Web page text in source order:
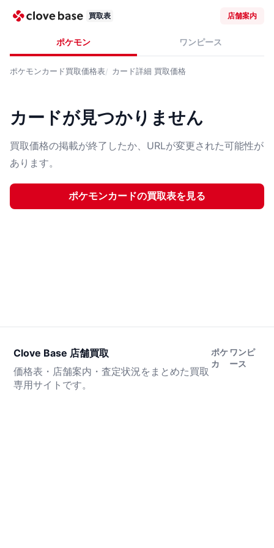
買取表 店舗案内
ポケモン ワンピース
ポケモンカード買取価格表 カード詳細 買取価格
カードが見つかりません
買取価格の掲載が終了したか、URLが変更された可能性が
あります。
ポケモンカードの買取表を見る
Clove Base 店舗買取
価格表・店舗案内・査定状況をまとめた買取
専用サイトです。
ポケ
カ
ワンピ
ース